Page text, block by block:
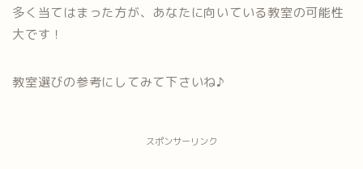
多く当てはまった方が、あなたに向いている教室の可能性
大です！
教室選びの参考にしてみて下さいね♪
スポンサーリンク